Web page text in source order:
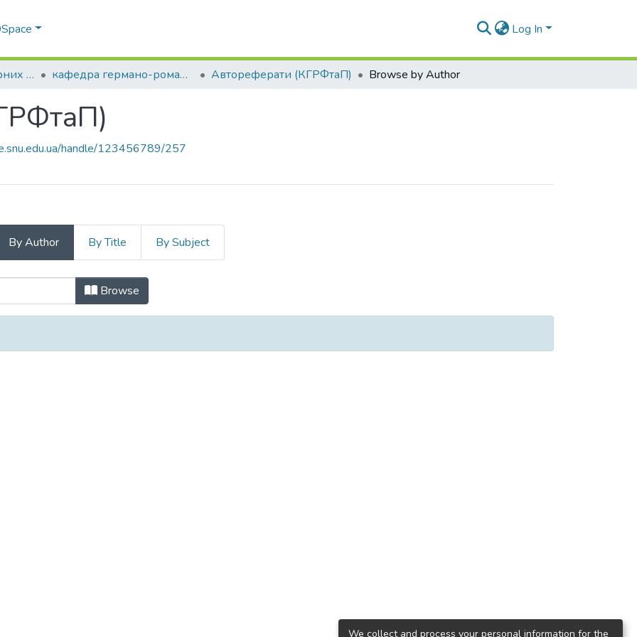
Log In
Факультет гуманітарних та соціальних наук кафедра германо-романської філології та перекладу Автореферати (КГРФтаП) Browse by Author
handle/123456789/257
By Author By Title By Subject
by Author
Browse
We collect and process your personal information for the